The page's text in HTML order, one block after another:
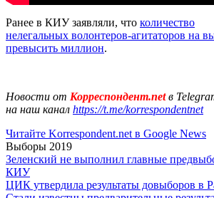
Ранее в КИУ заявляли, что количество
нелегальных волонтеров-агитаторов на
превысить миллион.
Новости от Корреспондент.netв
на наш канал https://t.me/korrespondentnet
Читайте Korrespondent.net в Google News
Выборы 2019
Зеленский не выполнил главные
КИУ
ЦИК утвердила результаты довыборов в